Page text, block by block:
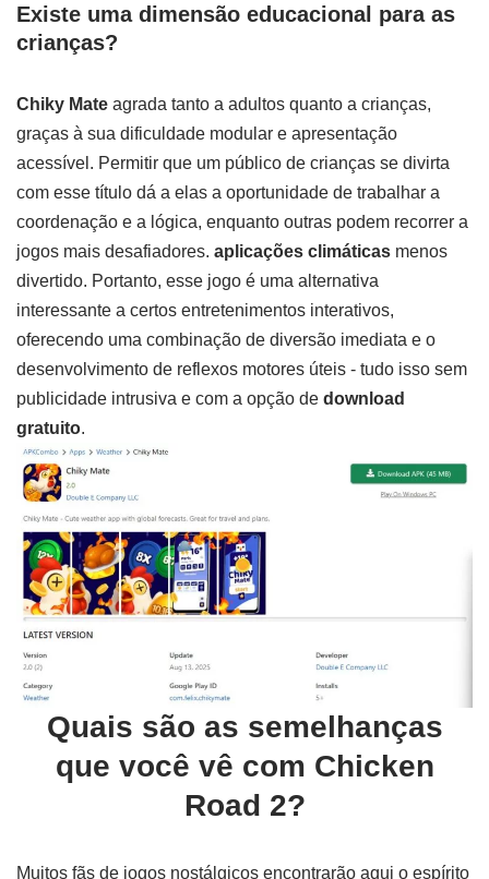
Existe uma dimensão educacional para as
crianças?
Chiky Mate agrada tanto a adultos quanto a crianças,
graças à sua dificuldade modular e apresentação
acessível. Permitir que um público de crianças se divirta
com esse título dá a elas a oportunidade de trabalhar a
coordenação e a lógica, enquanto outras podem recorrer a
jogos mais desafiadores. aplicações climáticas menos
divertido. Portanto, esse jogo é uma alternativa
interessante a certos entretenimentos interativos,
oferecendo uma combinação de diversão imediata e o
desenvolvimento de reflexos motores úteis - tudo isso sem
publicidade intrusiva e com a opção de download
gratuito.
Quais são as semelhanças
que você vê com Chicken
Road 2?
Muitos fãs de jogos nostálgicos encontrarão aqui o espírito